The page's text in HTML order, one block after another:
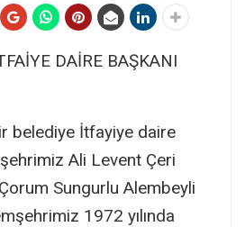
DAİRE BAŞKANI
belediye İtfayiye daire
Ali Levent Çeri
Sungurlu Alembeyli
1972 yılında